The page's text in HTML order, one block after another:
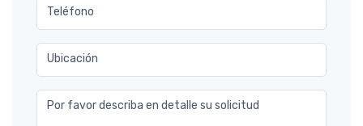
Teléfono
Ubicación
Por favor describa en detalle su solicitud